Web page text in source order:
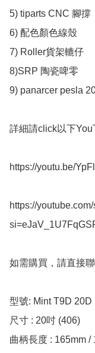
5) tiparts CNC 腳撐
6) 配色顏色線殼
7) Roller貨架轆仔
8)SRP 陶瓷啤零
9) panarcer pesla
詳細請click以下
https://youtu.be/
https://
如需購買，請直接
型號: Mint T9D 20D
尺寸 : 20吋 (406)
曲柄長度 : 165mm /